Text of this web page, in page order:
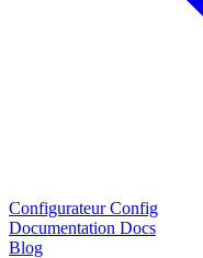
Configurateur Config
Documentation Docs
Blog